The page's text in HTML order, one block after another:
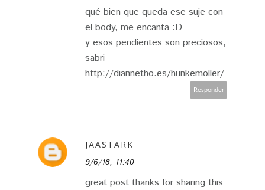
qué bien que queda ese suje con
el body, me encanta :D
y esos pendientes son preciosos,
sabri
http://diannetho.es/hunkemoller/
Responder
JAASTARK
9/6/18, 11:40
great post thanks for sharing this